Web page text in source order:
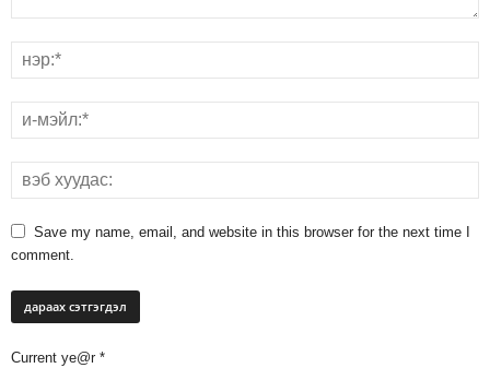
Save my name, email, and website in this browser for the next time I
comment.
Current ye@r *